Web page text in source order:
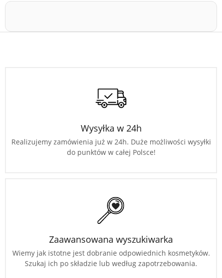
Wysyłka w 24h
Realizujemy zamówienia już w 24h. Duże możliwości wysyłki
do punktów w całej Polsce!
Zaawansowana wyszukiwarka
Wiemy jak istotne jest dobranie odpowiednich kosmetyków.
Szukaj ich po składzie lub według zapotrzebowania.